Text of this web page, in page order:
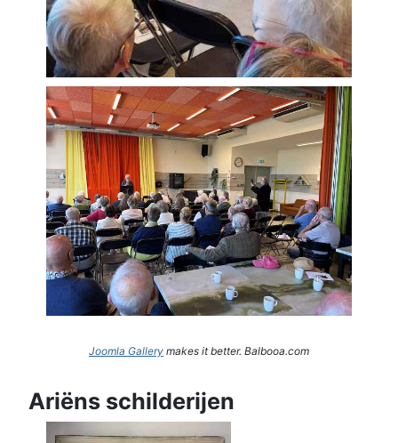
Joomla Gallery makes it better. Balbooa.com
Ariëns schilderijen